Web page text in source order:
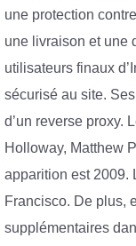
une protection
une livraison et une
utilisateurs finaux
sécurisé au site.
d’un reverse proxy.
Holloway, Matthew
apparition est 2009.
Francisco. De plus,
supplémentaires